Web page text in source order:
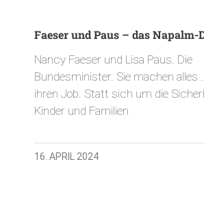
Faeser und Paus – das Napalm-
Nancy Faeser und Lisa Paus. Die
Bundesminister. Sie machen alles
ihren Job. Statt sich um die
Kinder und Familien
16. APRIL 2024